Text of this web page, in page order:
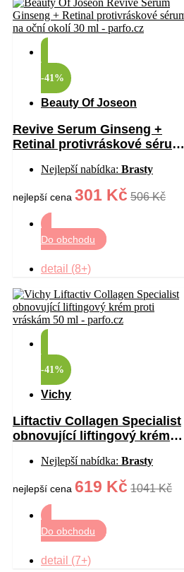
-41%
Beauty Of Joseon
Revive Serum Ginseng +
Retinal protivráskové sérum
Nejlepší nabídka: Brasty
nejlepší cena 301 Kč 506 Kč
Do obchodu
detail (8+)
-41%
Vichy
Liftactiv Collagen Specialist
obnovující liftingový krém
Nejlepší nabídka: Brasty
nejlepší cena 619 Kč 1041 Kč
Do obchodu
detail (7+)